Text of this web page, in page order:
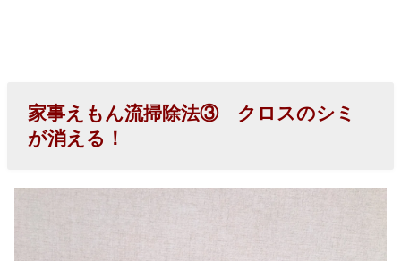
家事えもん流掃除法③ クロスのシミ
が消える！